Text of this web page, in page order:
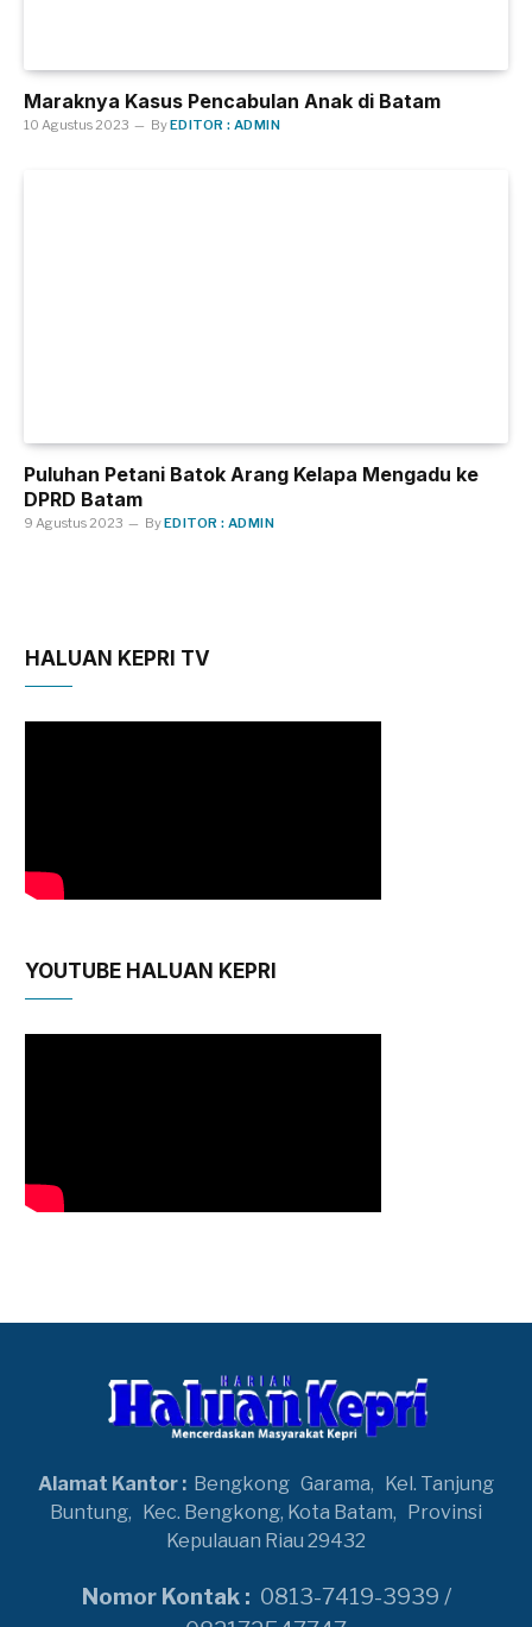
Maraknya Kasus Pencabulan Anak di Batam
10 Agustus 2023 ByEDITOR : ADMIN
Puluhan Petani Batok Arang Kelapa Mengadu ke
DPRD Batam
9 Agustus 2023 ByEDITOR : ADMIN
HALUAN KEPRI TV
YOUTUBE HALUAN KEPRI
Alamat Kantor : Bengkong Garama, Kel. Tanjung
Buntung, Kec. Bengkong, Kota Batam, Provinsi
Kepulauan Riau 29432
Nomor Kontak : 0813-7419-3939 /